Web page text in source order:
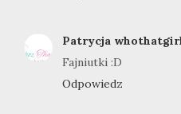
Patrycja
Fajniutki :D
Odpowiedz